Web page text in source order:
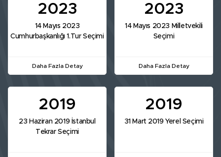
2023
14 Mayıs 2023
Cumhurbaşkanlığı 1.Tur Seçimi
Daha Fazla Detay
2023
14 Mayıs 2023 Milletvekili
Seçimi
Daha Fazla Detay
2019
23 Haziran 2019 İstanbul
Tekrar Seçimi
2019
31 Mart 2019 Yerel Seçimi